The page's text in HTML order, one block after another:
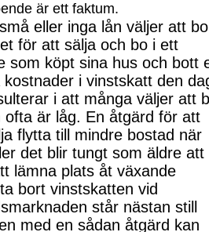
är ett faktum.
eller inga lån väljer att bo
för att sälja och bo i ett
som köpt sina hus och bott
kostnader i vinstskatt den
i att många väljer att
ofta är låg. En åtgärd för att
flytta till mindre bostad när
det blir tungt som äldre att
lämna plats åt växande
bort vinstskatten vid
står nästan still
med en sådan åtgärd kan